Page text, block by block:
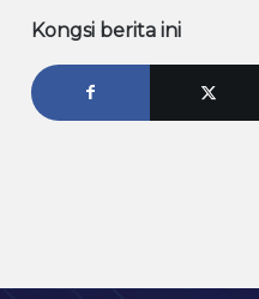
Kongsi berita ini